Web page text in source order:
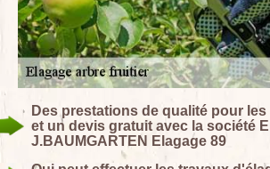
Des prestations de qualité pour
et un devis gratuit avec la société
J.BAUMGARTEN Elagage 89